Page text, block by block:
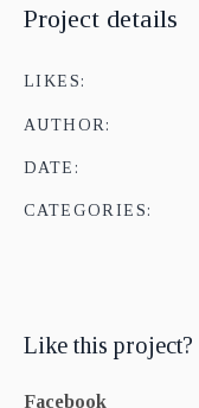
Project details
LIKES:
AUTHOR:
DATE:
CATEGORIES:
Like this project?
Facebook